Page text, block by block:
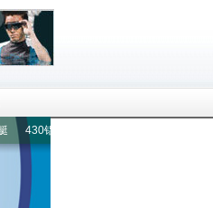
430铝地板8人冲锋舟